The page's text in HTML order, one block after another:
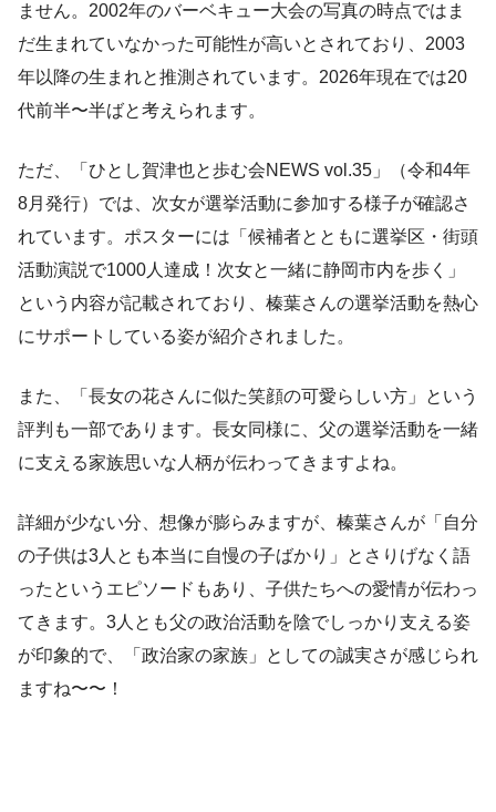
ません。2002年のバーベキュー大会の写真の時点ではま
だ生まれていなかった可能性が高いとされており、2003
年以降の生まれと推測されています。2026年現在では20
代前半〜半ばと考えられます。
ただ、「ひとし賀津也と歩む会NEWS vol.35」（令和4年
8月発行）では、次女が選挙活動に参加する様子が確認さ
れています。ポスターには「候補者とともに選挙区・街頭
活動演説で1000人達成！次女と一緒に静岡市内を歩く」
という内容が記載されており、榛葉さんの選挙活動を熱心
にサポートしている姿が紹介されました。
また、「長女の花さんに似た笑顔の可愛らしい方」という
評判も一部であります。長女同様に、父の選挙活動を一緒
に支える家族思いな人柄が伝わってきますよね。
詳細が少ない分、想像が膨らみますが、榛葉さんが「自分
の子供は3人とも本当に自慢の子ばかり」とさりげなく語
ったというエピソードもあり、子供たちへの愛情が伝わっ
てきます。3人とも父の政治活動を陰でしっかり支える姿
が印象的で、「政治家の家族」としての誠実さが感じられ
ますね〜〜！